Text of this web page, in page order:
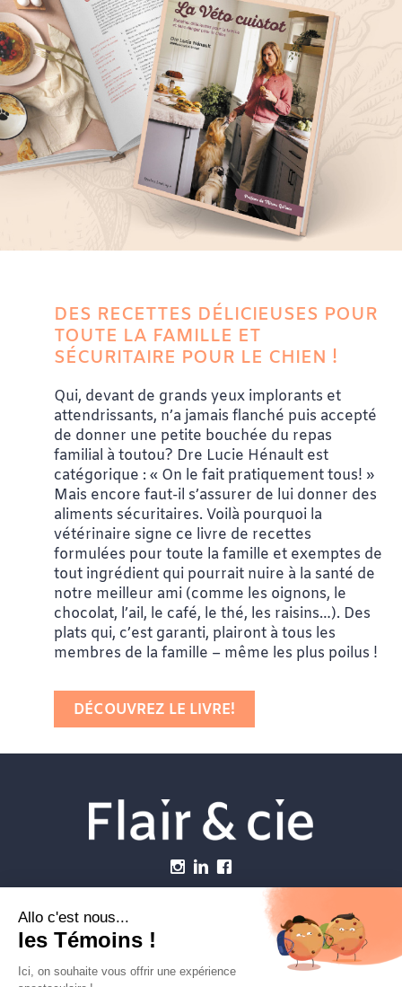
DES RECETTES DÉLICIEUSES POUR
TOUTE LA FAMILLE ET
SÉCURITAIRE POUR LE CHIEN !
Qui, devant de grands yeux implorants et
attendrissants, n’a jamais flanché puis accepté
de donner une petite bouchée du repas
familial à toutou? Dre Lucie Hénault est
catégorique : « On le fait pratiquement tous! »
Mais encore faut-il s’assurer de lui donner des
aliments sécuritaires. Voilà pourquoi la
vétérinaire signe ce livre de recettes
formulées pour toute la famille et exemptes de
tout ingrédient qui pourrait nuire à la santé de
notre meilleur ami (comme les oignons, le
chocolat, l’ail, le café, le thé, les raisins…). Des
plats qui, c’est garanti, plairont à tous les
membres de la famille – même les plus poilus !
DÉCOUVREZ LE LIVRE!
Établissements vétérinaires
Carrière